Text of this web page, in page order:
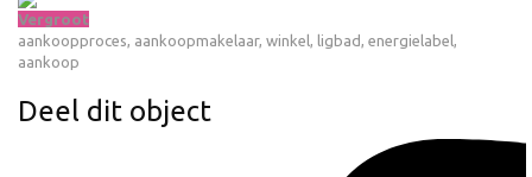
Vergroot
aankoopproces, aankoopmakelaar, winkel , ligbad, energielabel ,
aankoop
Deel dit object